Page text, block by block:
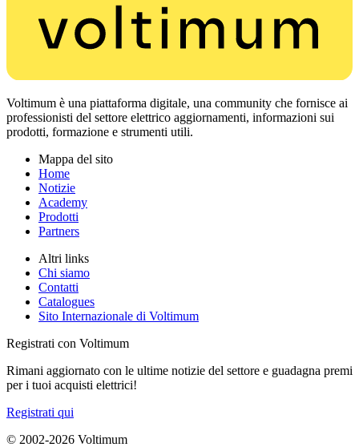
Voltimum è una piattaforma digitale, una community che fornisce ai
professionisti del settore elettrico aggiornamenti, informazioni sui
prodotti, formazione e strumenti utili.
Mappa del sito
Home
Notizie
Academy
Prodotti
Partners
Altri links
Chi siamo
Contatti
Catalogues
Sito Internazionale di Voltimum
Registrati con Voltimum
Rimani aggiornato con le ultime notizie del settore e guadagna premi
per i tuoi acquisti elettrici!
Registrati qui
© 2002-2026 Voltimum